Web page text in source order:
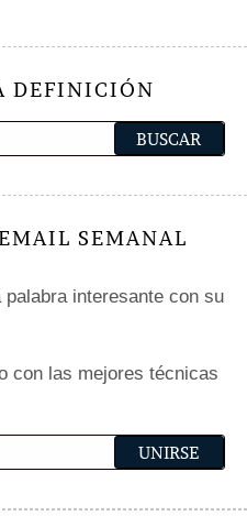
DEFINICIÓN
SEMANAL
interesante con su
con las mejores técnicas